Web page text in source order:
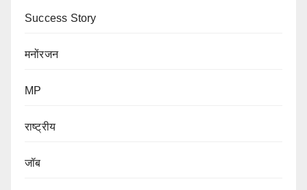
Success Story
मनोंरजन
MP
राष्ट्रीय
जॉब